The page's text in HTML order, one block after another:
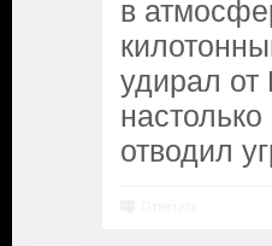
в
удирал
отводил